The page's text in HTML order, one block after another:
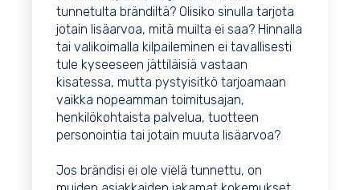
tunnetulta brändiltä? Olisiko sinulla tarjota
jotain lisäarvoa, mitä muilta ei saa? Hinnalla
tai valikoimalla kilpaileminen ei tavallisesti
tule kyseeseen jättiläisiä vastaan
kisatessa, mutta pystyisitkö tarjoamaan
vaikka nopeamman toimitusajan,
henkilökohtaista palvelua, tuotteen
personointia tai jotain muuta lisäarvoa?
Jos brändisi ei ole vielä tunnettu, on